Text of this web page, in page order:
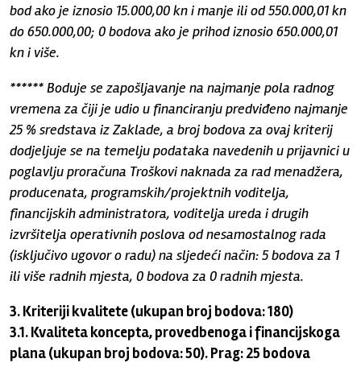
bod ako je iznosio 15.000,00 kn i manje ili od 550.000,01 kn
do 650.000,00; 0 bodova ako je prihod iznosio 650.000,01
kn i više.
****** Boduje se zapošljavanje na najmanje pola radnog
vremena za čiji je udio u financiranju predviđeno najmanje
25 % sredstava iz Zaklade, a broj bodova za ovaj kriterij
dodjeljuje se na temelju podataka navedenih u prijavnici u
poglavlju proračuna Troškovi naknada za rad menadžera,
producenata, programskih/projektnih voditelja,
financijskih administratora, voditelja ureda i drugih
izvršitelja operativnih poslova od nesamostalnog rada
(isključivo ugovor o radu) na sljedeći način: 5 bodova za 1
ili više radnih mjesta, 0 bodova za 0 radnih mjesta.
3. Kriteriji kvalitete (ukupan broj bodova: 180)
3.1. Kvaliteta koncepta, provedbenoga i financijskoga
plana (ukupan broj bodova: 50). Prag: 25 bodova